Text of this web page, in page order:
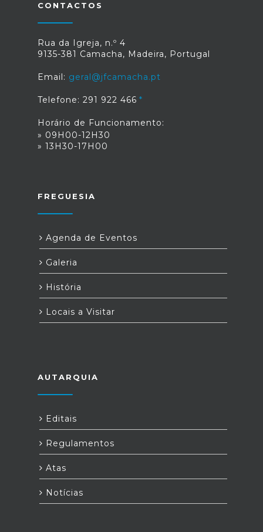
CONTACTOS
Rua da Igreja, n.º 4
9135-381 Camacha, Madeira, Portugal
Email: geral@jfcamacha.pt
Telefone: 291 922 466
Horário de Funcionamento:
» 09H00-12H30
» 13H30-17H00
FREGUESIA
Agenda de Eventos
Galeria
História
Locais a Visitar
AUTARQUIA
Editais
Regulamentos
Atas
Notícias